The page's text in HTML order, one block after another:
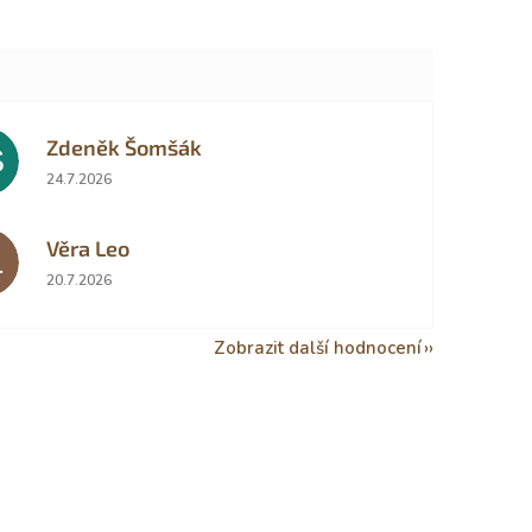
Zdeněk Šomšák
Hodnocení obchodu je 5 z 5 hvězdiček.
24.7.2026
Věra Leo
Hodnocení obchodu je 5 z 5 hvězdiček.
20.7.2026
Zobrazit další hodnocení